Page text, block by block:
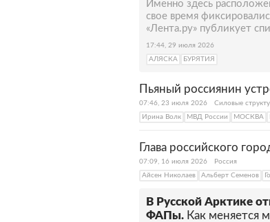
Именно здесь
свое время
«Лента.ру» публикует
17:44, 29 июля 2026
АЛЯСКА
БУРЯТИЯ
Пьяный россиянин
07:46, 23 июля 2026
Силовые
Ирина Волк
МВД России МОСКВА
Глава российского
07:09, 16 июля 2026
Россия
Айсен Николаев
Альберт Семенов
В Русской Арктике
ФАПы. Как меняется